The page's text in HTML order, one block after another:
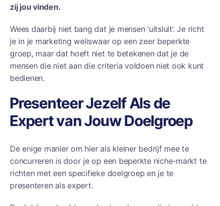
zij jou vinden.
Wees daarbij niet bang dat je mensen ‘uitsluit’. Je richt
je in je marketing weliswaar op een zeer beperkte
groep, maar dat hoeft niet te betekenen dat je de
mensen die niet aan die criteria voldoen niet ook kunt
bedienen.
Presenteer Jezelf Als de
Expert van Jouw Doelgroep
De enige manier om hier als kleiner bedrijf mee te
concurreren is door je op een beperkte niche-markt te
richten met een specifieke doelgroep en je te
presenteren als expert.